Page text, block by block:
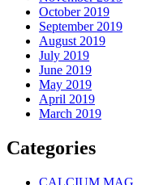
October 2019
September 2019
August 2019
July 2019
June 2019
May 2019
April 2019
March 2019
Categories